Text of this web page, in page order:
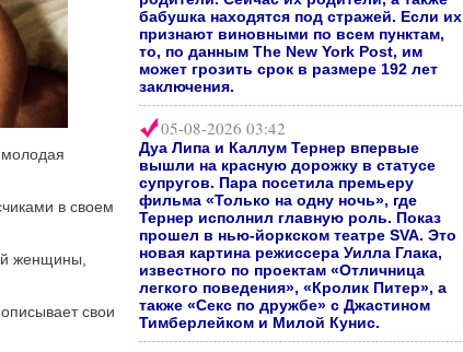
молодая
в своем
женщины,
свои
бабушка находятся под стражей. Если их
признают виновными по всем пунктам,
то, по данным The New York Post, им
может грозить срок в размере 192 лет
заключения.
05-08-2026 03:42
Дуа Липа и Каллум Тернер впервые
вышли на красную дорожку в статусе
супругов. Пара посетила премьеру
фильма «Только на одну ночь», где
Тернер исполнил главную роль. Показ
прошел в нью-йоркском театре SVA. Это
новая картина режиссера Уилла Глака,
известного по проектам «Отличница
легкого поведения», «Кролик Питер», а
также «Секс по дружбе» с Джастином
Тимберлейком и Милой Кунис.